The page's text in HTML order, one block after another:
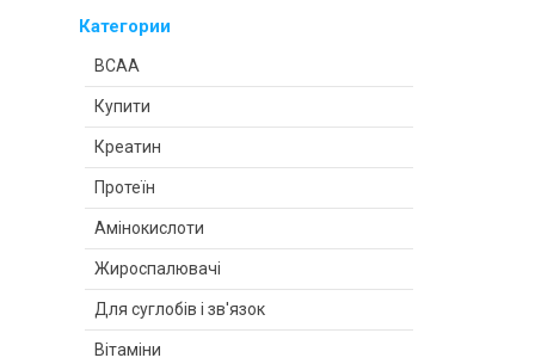
Категории
BCAA
Купити
Креатин
Протеїн
Амінокислоти
Жироспалювачі
Для суглобів і зв'язок
Вітаміни